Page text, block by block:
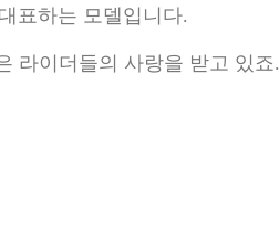
표하는 모델입니다.
라이더들의 사랑을 받고 있죠.